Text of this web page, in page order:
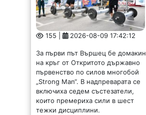
155 | 2026-08-09 17:42:12
За първи път Вършец бе домакин
на кръг от Откритото държавно
първенство по силов многобой
„Strong Man“. В надпреварата се
включиха седем състезатели,
които премериха сили в шест
тежки дисциплини.